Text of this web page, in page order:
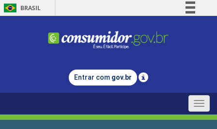
BRASIL
Comunica BR
Legislação
Entrar com gov.br
Toggle